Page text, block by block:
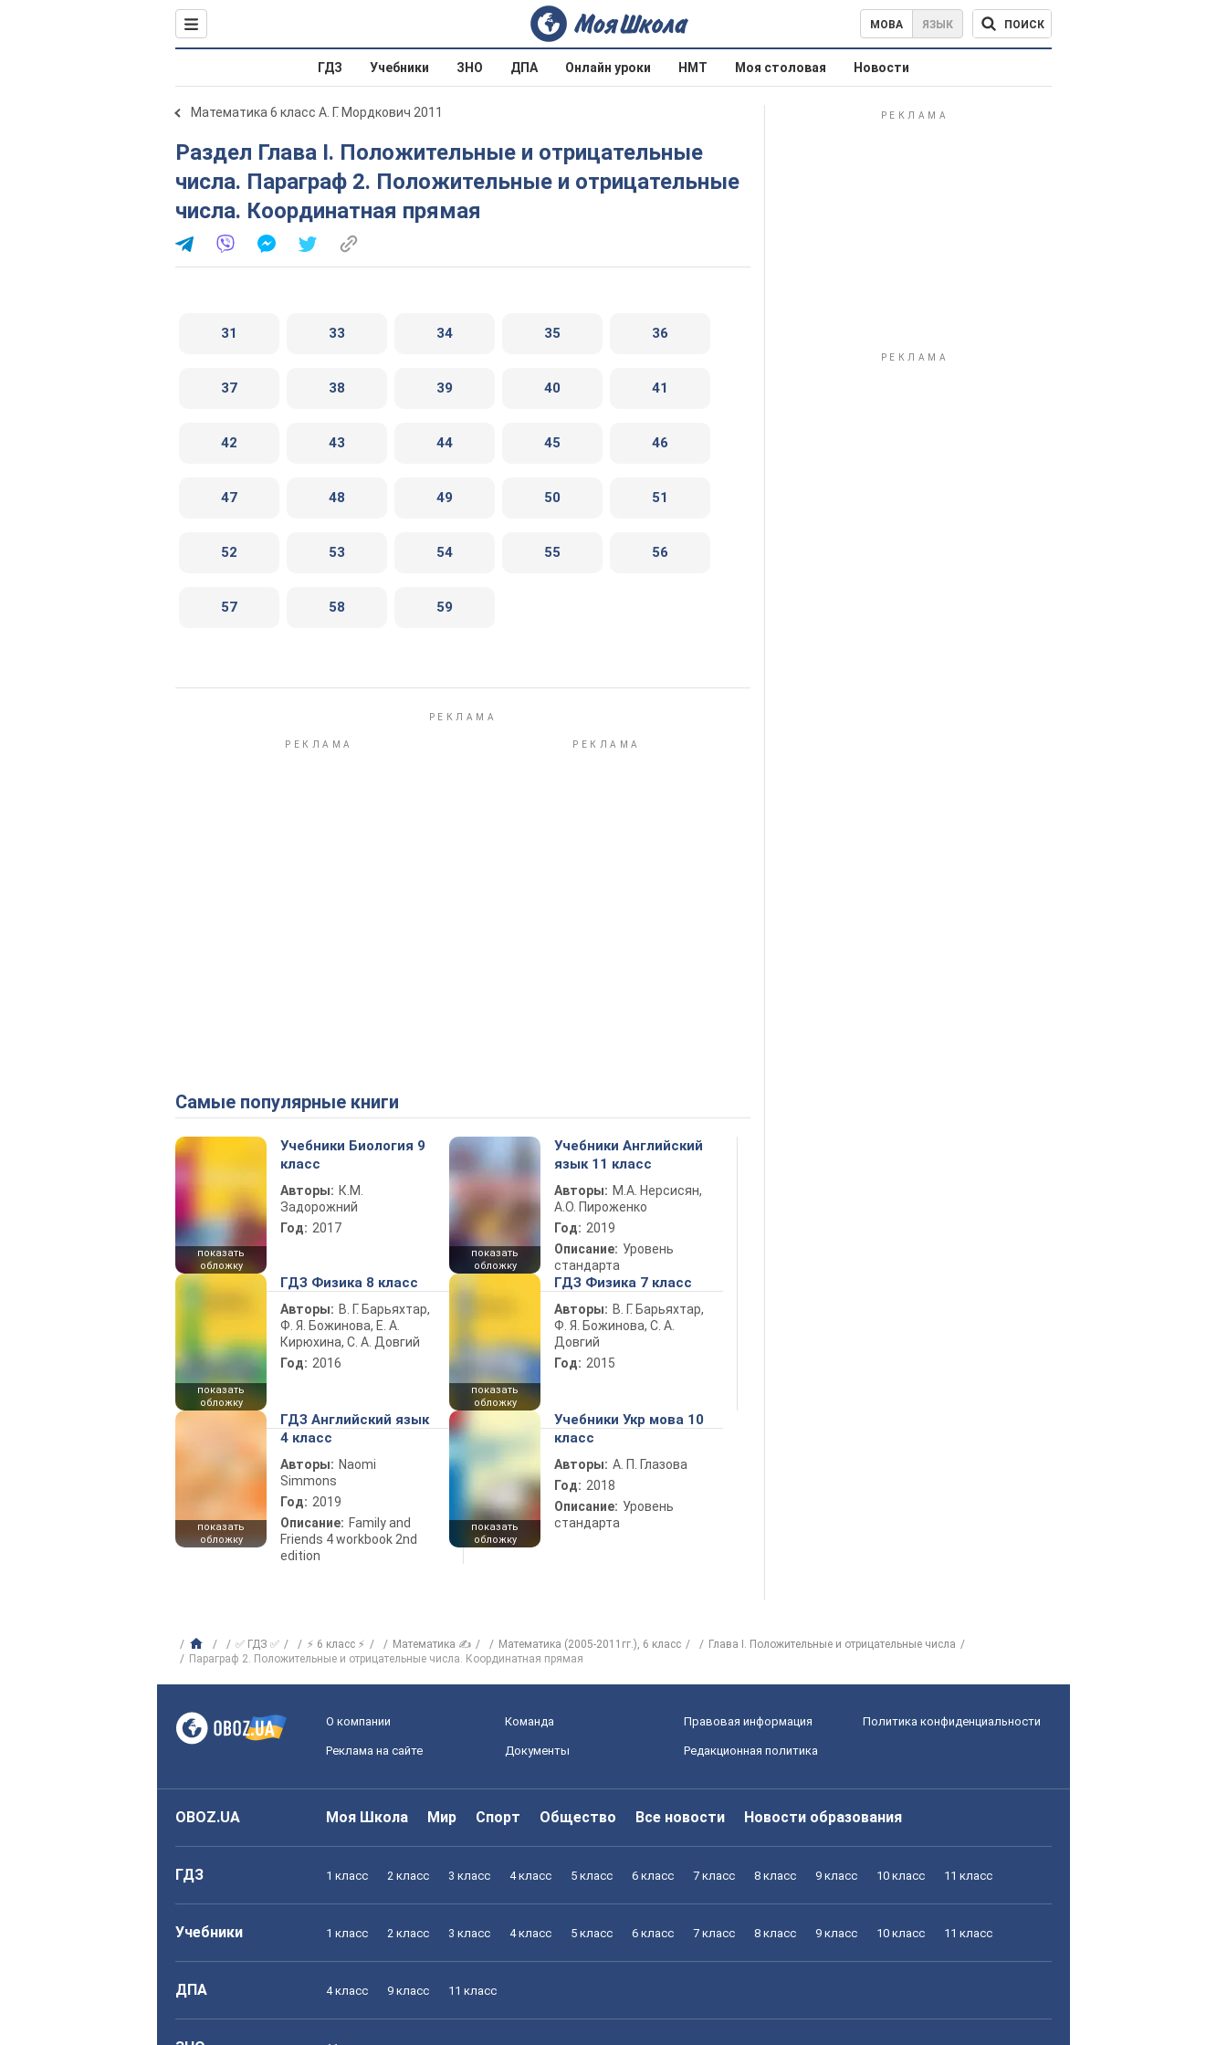
МОВА ЯЗЫК ПОИСК
ГДЗ Учебники ЗНО ДПА Онлайн уроки НМТ Моя столовая Новости
Математика 6 класс А. Г. Мордкович 2011
Раздел Глава І. Положительные и отрицательные
числа. Параграф 2. Положительные и отрицательные
числа. Координатная прямая
31 33 34 35 36
37 38 39 40 41
42 43 44 45 46
47 48 49 50 51
52 53 54 55 56
57 58 59
Самые популярные книги
показать
обложку
Учебники Биология 9
класс
Авторы: К.М.
Задорожний
Год: 2017
показать
обложку
Учебники Английский
язык 11 класс
Авторы: М.А. Нерсисян,
А.О. Пироженко
Год: 2019
Описание: Уровень
стандарта
показать
обложку
ГДЗ Физика 8 класс
Авторы: В. Г. Барьяхтар,
Ф. Я. Божинова, Е. А.
Кирюхина, С. А. Довгий
Год: 2016
показать
обложку
ГДЗ Физика 7 класс
Авторы: В. Г. Барьяхтар,
Ф. Я. Божинова, С. А.
Довгий
Год: 2015
показать
обложку
ГДЗ Английский язык
4 класс
Авторы: Naomi
Simmons
Год: 2019
Описание: Family and
Friends 4 workbook 2nd
edition
показать
обложку
Учебники Укр мова 10
класс
Авторы: А. П. Глазова
Год: 2018
Описание: Уровень
стандарта
✅ ГДЗ ✅ ⚡ 6 класс ⚡ Математика ✍ Математика (2005-2011гг.), 6 класс
Глава І. Положительные и отрицательные числа
Параграф 2. Положительные и отрицательные числа. Координатная прямая
О компании Команда Правовая информация Политика конфиденциальности
Реклама на сайте Документы Редакционная политика
OBOZ.UA Моя Школа Мир Спорт Общество Все новости Новости образования
ГДЗ 1 класс 2 класс 3 класс 4 класс 5 класс 6 класс 7 класс 8 класс 9 класс 10 класс 11 класс
Учебники 1 класс 2 класс 3 класс 4 класс 5 класс 6 класс 7 класс 8 класс 9 класс 10 класс 11 класс
ДПА 4 класс 9 класс 11 класс